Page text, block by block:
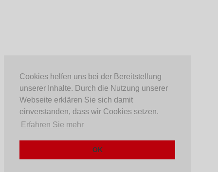
Cookies helfen uns bei der Bereitstellung
unserer Inhalte. Durch die Nutzung unserer
Webseite erklären Sie sich damit
einverstanden, dass wir Cookies setzen.
Erfahren Sie mehr
OK